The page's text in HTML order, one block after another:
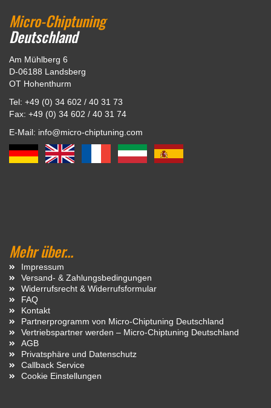
Micro-Chiptuning
Deutschland
Am Mühlberg 6
D-06188 Landsberg
OT Hohenthurm
Tel: +49 (0) 34 602 / 40 31 73
Fax: +49 (0) 34 602 / 40 31 74
E-Mail: info@micro-chiptuning.com
Mehr über...
Impressum
Versand- & Zahlungsbedingungen
Widerrufsrecht & Widerrufsformular
FAQ
Kontakt
Partnerprogramm von Micro-Chiptuning Deutschland
Vertriebspartner werden – Micro-Chiptuning Deutschland
AGB
Privatsphäre und Datenschutz
Callback Service
Cookie Einstellungen